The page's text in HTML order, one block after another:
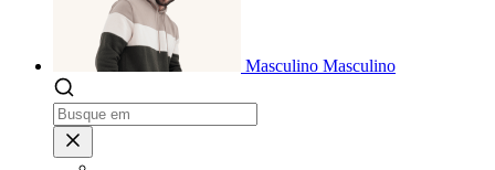
Masculino Masculino